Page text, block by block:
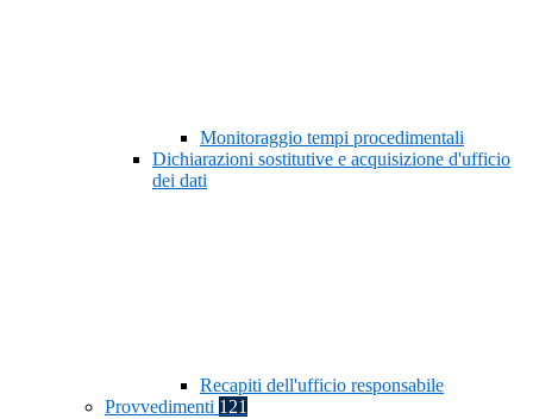
Monitoraggio tempi procedimentali
Dichiarazioni sostitutive e acquisizione d'ufficio
dei dati
Recapiti dell'ufficio responsabile
Provvedimenti 121